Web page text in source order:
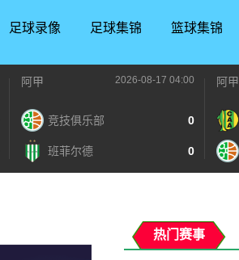
足球录像 足球集锦 篮球集锦
阿甲 2026-08-17 04:00
竞技俱乐部 0
班菲尔德 0
阿甲
热门赛事